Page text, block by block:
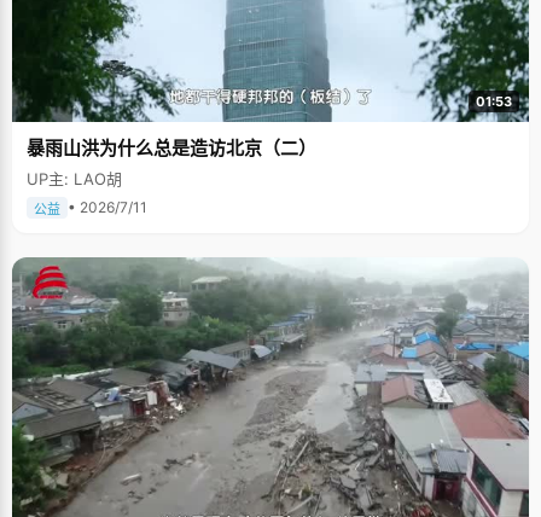
01:53
暴雨山洪为什么总是造访北京（二）
UP主: LAO胡
公益 • 2026/7/11